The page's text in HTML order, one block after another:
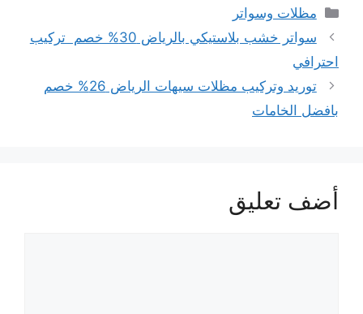
التصنيفات
مظلات وسواتر
تصفّح
المقالات
سواتر خشب بلاستيكي بالرياض 30% خصم تركيب
احترافي
توريد وتركيب مظلات سيهات الرياض 26% خصم
بافضل الخامات
أضف تعليق